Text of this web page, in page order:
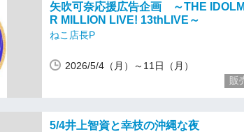
矢吹可奈応援広告企画 ～THE
R MILLION LIVE! 13thLIVE～
ねこ店長P
2026/5/4（月）～11日（月）
販
5/4井上智資と幸枝の沖縄な夜